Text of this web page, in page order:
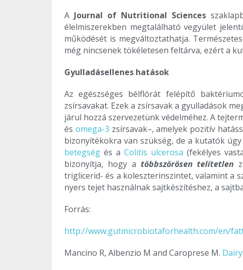
A Journal of Nutritional Sciences
élelmiszerekben megtalálható vegyület
működését is megváltoztathatja.
még nincsenek tökéletesen feltárva, ezért a
Gyulladásellenes hatások
Az egészséges bélflórát felépítő
zsírsavakat. Ezek a zsírsavak a gyulladások
járul hozzá szervezetünk védelméhez. A
és omega-3 zsírsavak–, amelyek pozitív
bizonyítékokra van szükség, de a kutatók
betegség és a Colitis ulcerosa (fekélyes
bizonyítja, hogy a többszörösen telítetlen
triglicerid- és a koleszterinszintet, valamint a
nyers tejet használnak sajtkészítéshez, a
Forrás:
http://www.gutmicrobiotaforhealth.com/en/
Mancino R, Albenzio M and Caroprese M.